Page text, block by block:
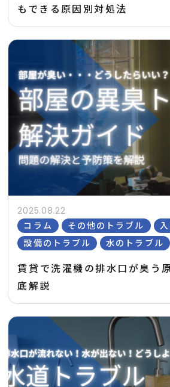
もできる原因別対処法
2025.08.22
コラム
その他のトラブル
設備のトラブル
水のトラブル
賃貸で洗濯機の排水口が臭う
底解説